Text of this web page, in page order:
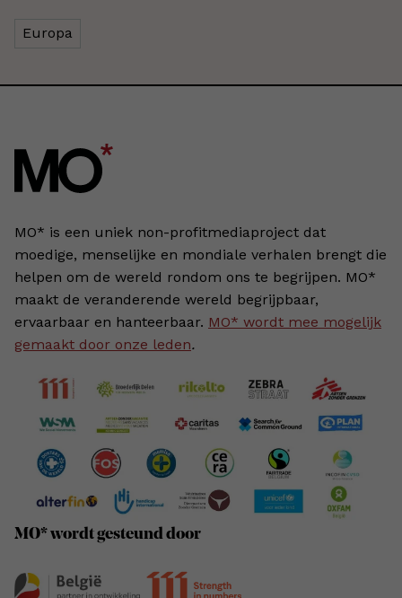
Europa
MO* is een uniek non-profitmediaproject dat
moedige, menselijke en mondiale verhalen brengt die
helpen om de wereld rondom ons te begrijpen. MO*
maakt de veranderende wereld begrijpbaar,
ervaarbaar en hanteerbaar. MO* wordt mee mogelijk
gemaakt door onze leden.
MO* wordt gesteund door